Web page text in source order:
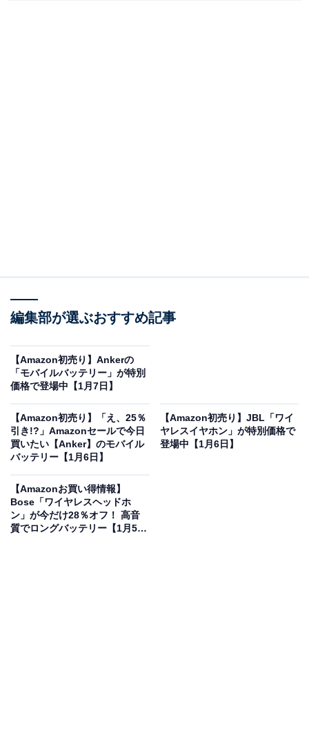
キャンセリング使用時でも最大50時間の連続再生が可
能。イヤーパッドにはメモリーフォームを採用し、長時
ます。
とノートパソコンを同時に接続可能。デバイスの切り替
えもスムーズです。22種類のプリセットや8つの音域調
整ができるイコライザー機能も搭載されており、自分好
ユーザーからは「ノイズキャンセリングがすごい」「バ
ッテリーが長持ち」という声があがっています。高性能
編集部が選ぶおすすめ記事
【Amazon初売り】Ankerの
「モバイルバッテリー」が特別
価格で登場中【1月7日】
【Amazon初売り】「え、25％
引き!?」Amazonセールで今日
買いたい【Anker】のモバイル
バッテリー【1月6日】
【Amazon初売り】JBL「ワイ
ヤレスイヤホン」が特別価格で
登場中【1月6日】
【Amazonお買い得情報】
Bose「ワイヤレスヘッドホ
ン」が今だけ28％オフ！ 高音
質でロングバッテリー【1月5